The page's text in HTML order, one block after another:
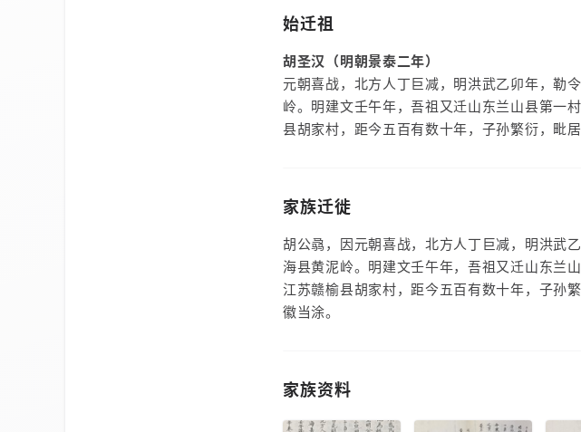
始迁祖
胡圣汉（明朝景泰二年）
元朝喜战，北方人丁巨减，明洪武乙卯年，勒
岭。明建文壬午年，吾祖又迁山东兰山县第一
县胡家村，距今五百有数十年，子孙繁衍，毗
家族迁徙
胡公骉，因元朝喜战，北方人丁巨减，明洪武
海县黄泥岭。明建文壬午年，吾祖又迁山东兰
江苏赣榆县胡家村，距今五百有数十年，子孙
徽当涂。
家族资料